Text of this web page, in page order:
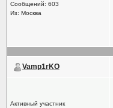
Сообщений: 603
Из: Москва
Vamp1rKO
Активный участник